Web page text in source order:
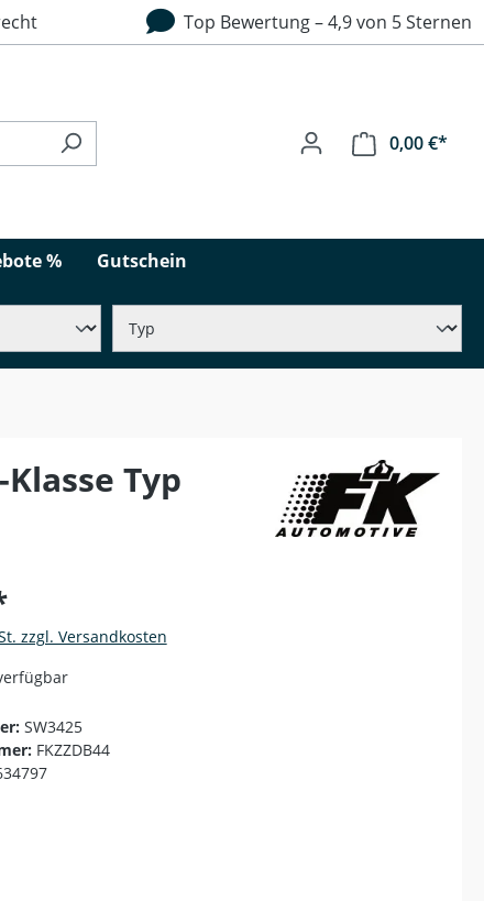
Top Bewertung – 4,9 von 5 Sternen
0,00 €*
% Gutschein
Typ
zzgl. Versandkosten
SW3425
FKZZDB44